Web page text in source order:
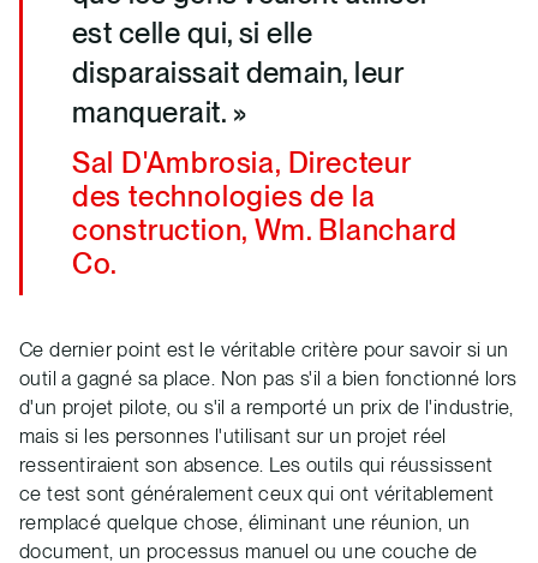
est celle qui, si elle
disparaissait demain, leur
manquerait. »
Sal D'Ambrosia, Directeur
des technologies de la
construction, Wm. Blanchard
Co.
Ce dernier point est le véritable critère pour savoir si un
outil a gagné sa place. Non pas s'il a bien fonctionné lors
d'un projet pilote, ou s'il a remporté un prix de l'industrie,
mais si les personnes l'utilisant sur un projet réel
ressentiraient son absence. Les outils qui réussissent
ce test sont généralement ceux qui ont véritablement
remplacé quelque chose, éliminant une réunion, un
document, un processus manuel ou une couche de